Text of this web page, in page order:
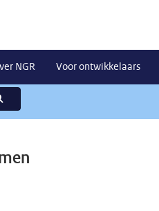
NGR Voor ontwikkelaars